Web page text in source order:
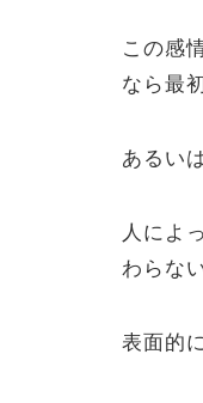
この感
なら最
あるい
人によ
わらな
表面的